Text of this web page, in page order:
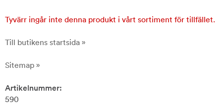
Tyvärr ingår inte denna produkt i vårt sortiment för tillfället.
Till butikens startsida »
Sitemap »
Artikelnummer:
590